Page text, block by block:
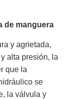
de manguera
y agrietada,
alta presión, la
que la
se
la válvula y